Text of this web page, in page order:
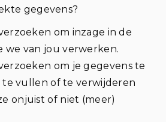
gegevens?
om inzage in de
we van jou verwerken.
om je gegevens te
te vullen of te verwijderen
onjuist of niet (meer)